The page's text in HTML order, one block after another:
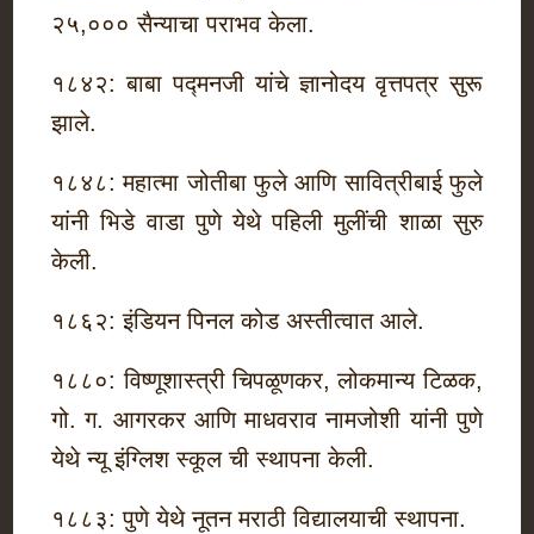
२५,००० सैन्याचा पराभव केला.
१८४२: बाबा पद्मनजी यांचे ज्ञानोदय वृत्तपत्र सुरू
झाले.
१८४८: महात्मा जोतीबा फुले आणि सावित्रीबाई फुले
यांनी भिडे वाडा पुणे येथे पहिली मुलींची शाळा सुरु
केली.
१८६२: इंडियन पिनल कोड अस्तीत्वात आले.
१८८०: विष्णूशास्त्री चिपळूणकर, लोकमान्य टिळक,
गो. ग. आगरकर आणि माधवराव नामजोशी यांनी पुणे
येथे न्यू इंग्लिश स्कूल ची स्थापना केली.
१८८३: पुणे येथे नूतन मराठी विद्यालयाची स्थापना.